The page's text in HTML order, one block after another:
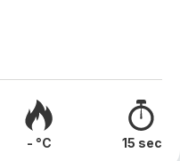
- °C 15 sec